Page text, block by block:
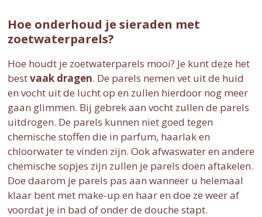
Hoe onderhoud je sieraden met
zoetwaterparels?
Hoe houdt je zoetwaterparels mooi? Je kunt deze het
bestvaak dragen. De parels nemen vet uit de huid
en vocht uit de lucht op en zullen hierdoor nog meer
gaan glimmen. Bij gebrek aan vocht zullen de parels
uitdrogen. De parels kunnen niet goed tegen
chemische stoffen die in parfum, haarlak en
chloorwater te vinden zijn. Ook afwaswater en andere
chemische sopjes zijn zullen je parels doen aftakelen.
Doe daarom je parels pas aan wanneer u helemaal
klaar bent met make-up en haar en doe ze weer af
voordat je in bad of onder de douche stapt.